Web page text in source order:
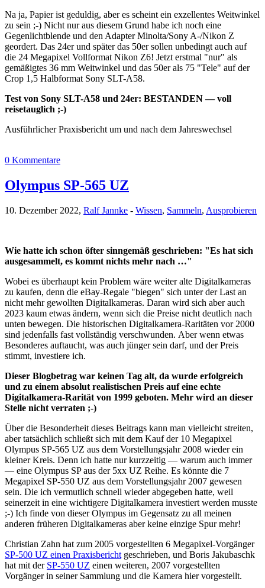
Na ja, Papier ist geduldig, aber es scheint ein exzellentes Weitwinkel
zu sein ;-) Nicht nur aus diesem Grund habe ich noch eine
Gegenlichtblende und den Adapter Minolta/Sony A-/Nikon Z
geordert. Das 24er und später das 50er sollen unbedingt auch auf
die 24 Megapixel Vollformat Nikon Z6! Jetzt erstmal "nur" als
gemäßigtes 36 mm Weitwinkel und das 50er als 75 "Tele" auf der
Crop 1,5 Halbformat Sony SLT-A58.
Test von Sony SLT-A58 und 24er: BESTANDEN — voll
reisetauglich ;-)
Ausführlicher Praxisbericht um und nach dem Jahreswechsel
0 Kommentare
Olympus SP-565 UZ
10. Dezember 2022, Ralf Jannke - Wissen, Sammeln, Ausprobieren
Wie hatte ich schon öfter sinngemäß geschrieben: "Es hat sich
ausgesammelt, es kommt nichts mehr nach …"
Wobei es überhaupt kein Problem wäre weiter alte Digitalkameras
zu kaufen, denn die eBay-Regale "biegen" sich unter der Last an
nicht mehr gewollten Digitalkameras. Daran wird sich aber auch
2023 kaum etwas ändern, wenn sich die Preise nicht deutlich nach
unten bewegen. Die historischen Digitalkamera-Raritäten vor 2000
sind jedenfalls fast vollständig verschwunden. Aber wenn etwas
Besonderes auftaucht, was auch jünger sein darf, und der Preis
stimmt, investiere ich.
Dieser Blogbetrag war keinen Tag alt, da wurde erfolgreich
und zu einem absolut realistischen Preis auf eine echte
Digitalkamera-Rarität von 1999 geboten. Mehr wird an dieser
Stelle nicht verraten ;-)
Über die Besonderheit dieses Beitrags kann man vielleicht streiten,
aber tatsächlich schließt sich mit dem Kauf der 10 Megapixel
Olympus SP-565 UZ aus dem Vorstellungsjahr 2008 wieder ein
kleiner Kreis. Denn ich hatte nur kurzzeitig — warum auch immer
— eine Olympus SP aus der 5xx UZ Reihe. Es könnte die 7
Megapixel SP-550 UZ aus dem Vorstellungsjahr 2007 gewesen
sein. Die ich vermutlich schnell wieder abgegeben hatte, weil
seinerzeit in eine wichtigere Digitalkamera investiert werden musste
;-) Ich finde von dieser Olympus im Gegensatz zu all meinen
anderen früheren Digitalkameras aber keine einzige Spur mehr!
Christian Zahn hat zum 2005 vorgestellten 6 Megapixel-Vorgänger
SP-500 UZ einen Praxisbericht geschrieben, und Boris Jakubaschk
hat mit der SP-550 UZ einen weiteren, 2007 vorgestellten
Vorgänger in seiner Sammlung und die Kamera hier vorgestellt.